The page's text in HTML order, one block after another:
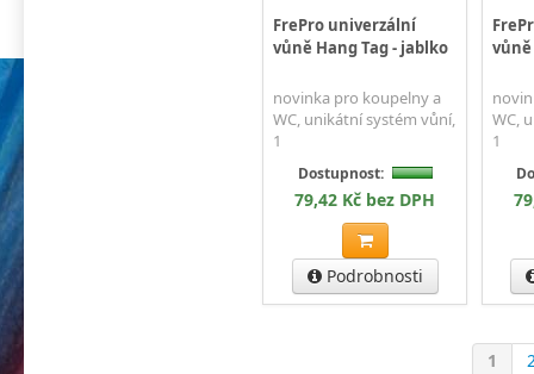
FrePro univerzální
vůně Hang Tag - jablko
novinka pro koupelny a
WC, unikátní systém vůní,
1
Dostupnost:
79,42 Kč bez DPH
Podrobnosti
vůně
WC,
1
1